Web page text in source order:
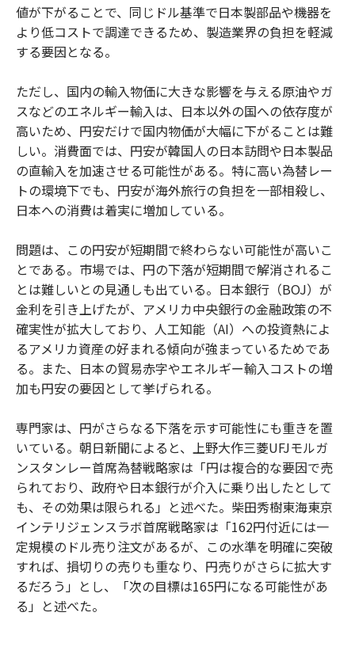
値が下がることで、同じドル基準で日本製部品や機器を
より低コストで調達できるため、製造業界の負担を軽減
する要因となる。
ただし、国内の輸入物価に大きな影響を与える原油やガ
スなどのエネルギー輸入は、日本以外の国への依存度が
高いため、円安だけで国内物価が大幅に下がることは難
しい。消費面では、円安が韓国人の日本訪問や日本製品
の直輸入を加速させる可能性がある。特に高い為替レー
トの環境下でも、円安が海外旅行の負担を一部相殺し、
日本への消費は着実に増加している。
問題は、この円安が短期間で終わらない可能性が高いこ
とである。市場では、円の下落が短期間で解消されるこ
とは難しいとの見通しも出ている。日本銀行（BOJ）が
金利を引き上げたが、アメリカ中央銀行の金融政策の不
確実性が拡大しており、人工知能（AI）への投資熱によ
るアメリカ資産の好まれる傾向が強まっているためであ
る。また、日本の貿易赤字やエネルギー輸入コストの増
加も円安の要因として挙げられる。
専門家は、円がさらなる下落を示す可能性にも重きを置
いている。朝日新聞によると、上野大作三菱UFJモルガ
ンスタンレー首席為替戦略家は「円は複合的な要因で売
られており、政府や日本銀行が介入に乗り出したとして
も、その効果は限られる」と述べた。柴田秀樹東海東京
インテリジェンスラボ首席戦略家は「162円付近には一
定規模のドル売り注文があるが、この水準を明確に突破
すれば、損切りの売りも重なり、円売りがさらに拡大す
るだろう」とし、「次の目標は165円になる可能性があ
る」と述べた。